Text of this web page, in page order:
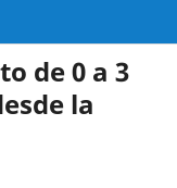
de 0 a 3
la